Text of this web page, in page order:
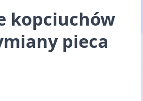
kopciuchów
pieca